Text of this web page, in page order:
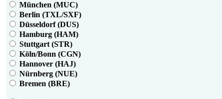
München (MUC)
Berlin (TXL/SXF)
Düsseldorf (DUS)
Hamburg (HAM)
Stuttgart (STR)
Köln/Bonn (CGN)
Hannover (HAJ)
Nürnberg (NUE)
Bremen (BRE)